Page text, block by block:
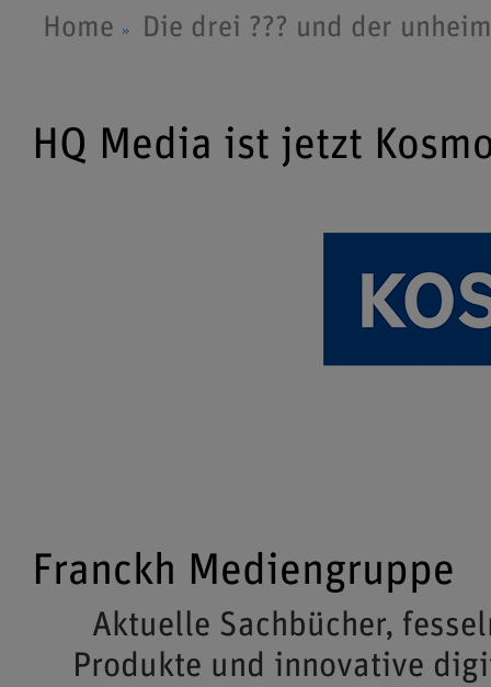
Home Die drei ??? und der
HQ Media ist jetzt
Franckh Mediengruppe
Aktuelle Sachbücher,
Produkte und innovative